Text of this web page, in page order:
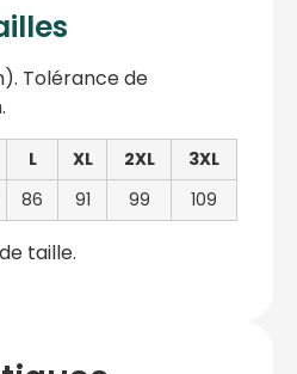
Tolérance de
L XL 2XL
3XL
86 91 99 109
taille.